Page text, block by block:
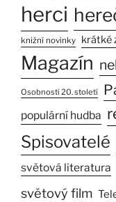
herci
knižní novinky krátké
Magazín
Osobnosti 20. století
populární hudba
Spisovatelé
světová literatura
světový film